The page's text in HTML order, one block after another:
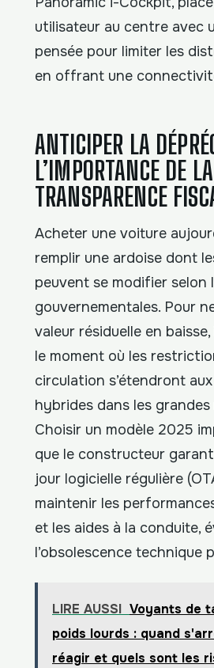
utilisateur au centre avec
pensée pour limiter les
en offrant une
ANTICIPER LA
L’IMPORTANCE DE LA
TRANSPARENCE
Acheter une voiture
remplir une ardoise dont
peuvent se modifier selon
gouvernementales. Pour
valeur résiduelle en
le moment où les
circulation s’étendront
hybrides dans les
Choisir un modèle 2025
que le constructeur
jour logicielle régulière
maintenir les
et les aides à la conduite,
l’obsolescence technique
LIRE AUSSI Voyants de
poids lourds : quand
réagir et quels sont les